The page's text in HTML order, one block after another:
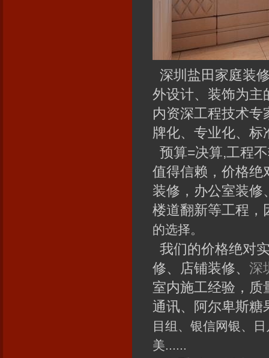
深圳盐田家庭装
外设计、装饰为主
内资深工程技术
牌化、专业化、
预算=决算,工程
值得信赖，价格绝
装修，办公室装修
楼道翻新等工程，
的选择。
我们的价格绝对
修、店铺装修、 深
室内施工经验，质
通讯、阿尔卑斯糖
目组、银信网银、
美......